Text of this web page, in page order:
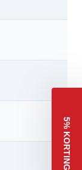
5% KORTING